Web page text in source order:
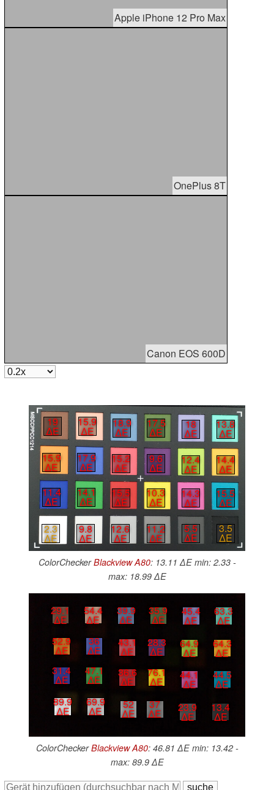
Apple iPhone 12 Pro Max
OnePlus 8T
Canon EOS 600D
19
∆E
15.9
∆E
18.9
∆E
17.5
∆E
18
∆E
13.8
∆E
15.9
∆E
17.9
∆E
15.2
∆E
9.6
∆E
12.4
∆E
14.4
∆E
11.4
∆E
14.1
∆E
15.5
∆E
10.3
∆E
14.3
∆E
15.5
∆E
2.3
∆E
9.8
∆E
12.6
∆E
11.2
∆E
5.5
∆E
3.5
∆E
ColorCheckerBlackview A80: 13.11 ∆E min: 2.33 -
max: 18.99 ∆E
29.1
∆E
54.4
∆E
39.9
∆E
35.9
∆E
45.4
∆E
63.3
∆E
52.9
∆E
36
∆E
43.1
∆E
28.3
∆E
64.9
∆E
64.3
∆E
31.4
∆E
47.1
∆E
36.6
∆E
76.1
∆E
44.1
∆E
44.5
∆E
89.9
∆E
69.9
∆E
52
∆E
37
∆E
23.9
∆E
13.4
∆E
ColorCheckerBlackview A80: 46.81 ∆E min: 13.42 -
max: 89.9 ∆E